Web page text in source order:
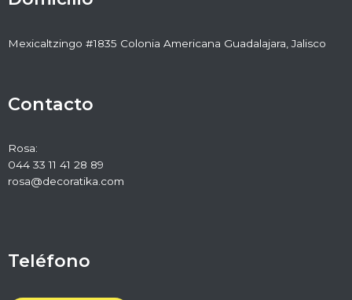
Mexicaltzingo #1835 Colonia Americana Guadalajara, Jalisco
Contacto
Rosa:
044 33 11 41 28 89
rosa@decoratika.com
Teléfono